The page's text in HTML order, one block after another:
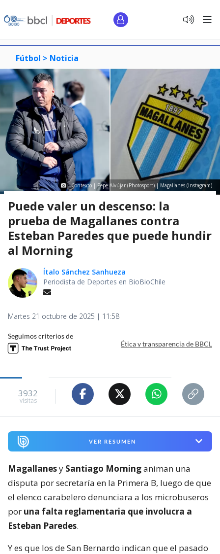
Fútbol > Noticia
Contexto | Pepe Alvújar (Photosport) | Magallanes (Instagram)
Puede valer un descenso: la
prueba de Magallanes contra
Esteban Paredes que puede hundir
al Morning
Ítalo Sánchez Sanhueza
Periodista de Deportes en BioBioChile
Martes 21 octubre de 2025 | 11:58
Seguimos criterios de
Ética y transparencia de BBCL
3932
visitas
VER RESUMEN
Magallanesy Santiago Morninganiman una
disputa por secretaría en la Primera B, luego de que
el elenco carabelero denunciara a los microbuseros
por una falta reglamentaria que involucra a
Esteban Paredes.
Y es que los de San Bernardo indican que el pasado